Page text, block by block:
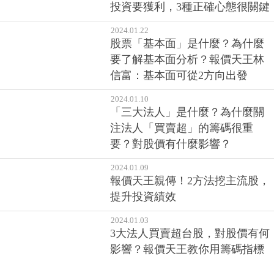
投資要獲利，3種正確心態很關鍵
2024.01.22
股票「基本面」是什麼？為什麼
要了解基本面分析？報價天王林
信富：基本面可從2方向出發
2024.01.10
「三大法人」是什麼？為什麼關
注法人「買賣超」的籌碼很重
要？對股價有什麼影響？
2024.01.09
報價天王親傳！2方法挖主流股，
提升投資績效
2024.01.03
3大法人買賣超台股，對股價有何
影響？報價天王教你用籌碼指標